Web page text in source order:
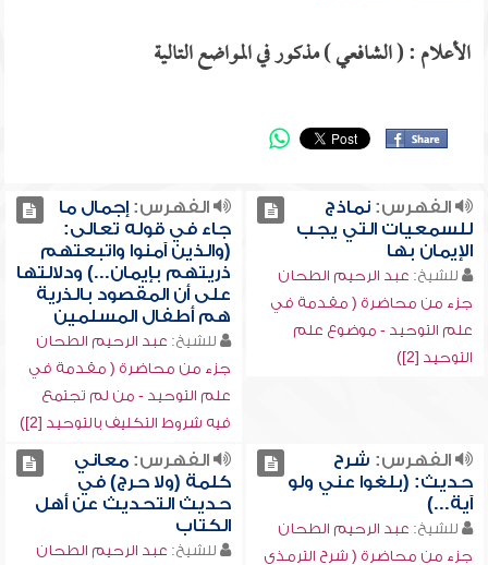
الأعلام : ( الشافعي ) مذكور في المواضع التالية
الفهرس:نماذج
للسمعيات التي يجب
الإيمان بها
للشيخ: عبد الرحيم الطحان
جزء من محاضرة ( مقدمة في
علم التوحيد - موضوع علم
التوحيد [2])
الفهرس:إجمال ما
جاء في قوله تعالى:
(والذين آمنوا واتبعتهم
ذريتهم بإيمان...) ودلالتها
على أن المقصود بالذرية
هم أطفال المسلمين
للشيخ: عبد الرحيم الطحان
جزء من محاضرة ( مقدمة في
علم التوحيد - من لم تجتمع
فيه شروط التكليف بالتوحيد [2])
الفهرس: شرح
حديث: (بلغوا عني ولو
آية...)
للشيخ: عبد الرحيم الطحان
جزء من محاضرة ( شرح الترمذي
الفهرس:معاني
كلمة (ولا حرج) في
حديث التحديث عن أهل
الكتاب
للشيخ: عبد الرحيم الطحان